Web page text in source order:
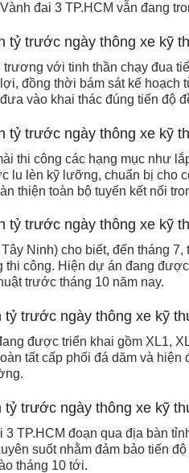
đai 3 TP.HCM vẫn đang
với tinh thần chạy đua
đồng thời bám sát kế hoạch
vào khai thác đúng tiến độ
thi công các hạng mục như
lu lèn kỹ lưỡng, chuẩn bị cho
thiện toàn bộ tuyến kết nối
Ninh) cho biết, đến tháng
công. Hiện dự án đang
trước tháng 10 năm nay.
được triển khai gồm XL1,
tất cấp phối đá dăm và hiện
TP.HCM đoạn qua địa bàn
suốt nhằm đảm bảo tiến
tháng 10 tới.